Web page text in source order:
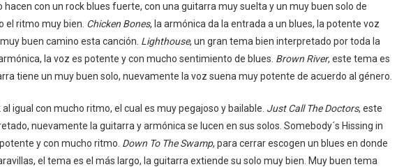
hacen con un rock blues fuerte, con una guitarra muy suelta y un muy buen solo de
el ritmo muy bien. Chicken Bones, la armónica da la entrada a un blues, la potente voz
buen camino esta canción. Lighthouse, un gran tema bien interpretado por toda la
la voz es potente y con mucho sentimiento de blues. Brown River, este tema es
tiene un muy buen solo, nuevamente la voz suena muy potente de acuerdo al género.
igual con mucho ritmo, el cual es muy pegajoso y bailable. Just Call The Doctors, este
nuevamente la guitarra y armónica se lucen en sus solos. Somebody´s Hissing in
y con mucho ritmo. Down To The Swamp, para cerrar escogen un blues en donde
el tema es el más largo, la guitarra extiende su solo muy bien. Muy buen tema